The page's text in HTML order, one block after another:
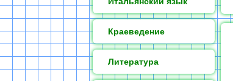
Краеведение
Литература